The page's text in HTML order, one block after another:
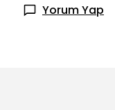
Yorum Yap